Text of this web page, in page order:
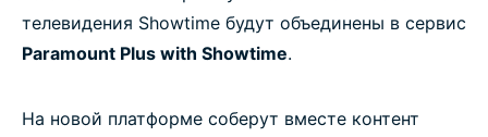
телевидения Showtime будут объединены в сервис
Paramount Plus with Showtime.
На новой платформе соберут вместе контент